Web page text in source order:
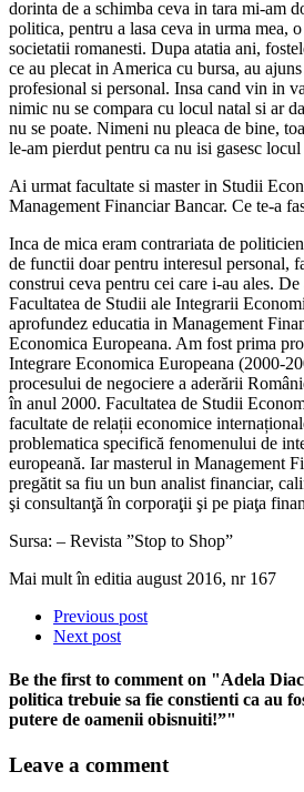
dorinta de a schimba ceva in tara mi-am
politica, pentru a lasa ceva in urma mea,
societatii romanesti. Dupa atatia ani,
ce au plecat in America cu bursa, au
profesional si personal. Insa cand vin in
nimic nu se compara cu locul natal si ar
nu se poate. Nimeni nu pleaca de bine,
le-am pierdut pentru ca nu isi gasesc
Ai urmat facultate si master in Studii
Management Financiar Bancar. Ce te-a
Inca de mica eram contrariata de
de functii doar pentru interesul personal,
construi ceva pentru cei care i-au ales. De
Facultatea de Studii ale Integrarii
aprofundez educatia in Management
Economica Europeana. Am fost prima
Integrare Economica Europeana (2000-
procesului de negociere a aderării
în anul 2000. Facultatea de Studii
facultate de relații economice
problematica specifică fenomenului de
europeană. Iar masterul in Management
pregătit sa fiu un bun analist financiar,
şi consultanţă în corporaţii şi pe piaţa
Sursa: – Revista ”Stop to Shop”
Mai mult în editia august 2016, nr 167
Previous post
Next post
Be the first to comment on "Adela
politica trebuie sa fie constienti ca au
putere de oamenii obisnuiti!”"
Leave a comment